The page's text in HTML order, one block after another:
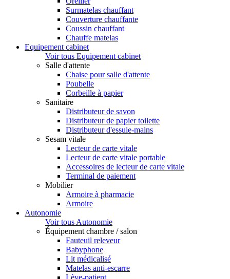
Surmatelas chauffant
Couverture chauffante
Coussin chauffant
Chauffe matelas
Equipement cabinet
Voir tous Equipement cabinet
Salle d'attente
Chaise pour salle d'attente
Poubelle
Corbeille à papier
Sanitaire
Distributeur de savon
Distributeur de papier toilette
Distributeur d'essuie-mains
Sesam vitale
Lecteur de carte vitale
Lecteur de carte vitale portable
Accessoires de lecteur de carte vitale
Terminal de paiement
Mobilier
Armoire à pharmacie
Armoire
Autonomie
Voir tous Autonomie
Équipement chambre / salon
Fauteuil releveur
Babyphone
Lit médicalisé
Matelas anti-escarre
Lève-patient